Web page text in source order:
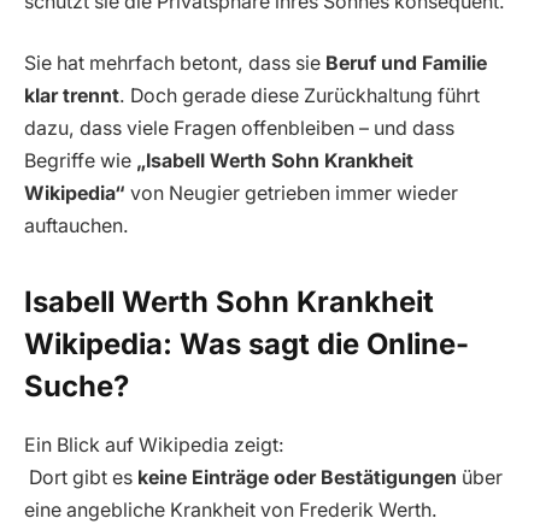
Sie hat mehrfach betont, dass sie Beruf und Familie
klar trennt. Doch gerade diese Zurückhaltung führt
dazu, dass viele Fragen offenbleiben – und dass
Begriffe wie „Isabell Werth Sohn Krankheit
Wikipedia“ von Neugier getrieben immer wieder
auftauchen.
Isabell Werth Sohn Krankheit
Wikipedia: Was sagt die Online-
Suche?
Ein Blick auf Wikipedia zeigt:
Dort gibt es keine Einträge oder Bestätigungen über
eine angebliche Krankheit von Frederik Werth.